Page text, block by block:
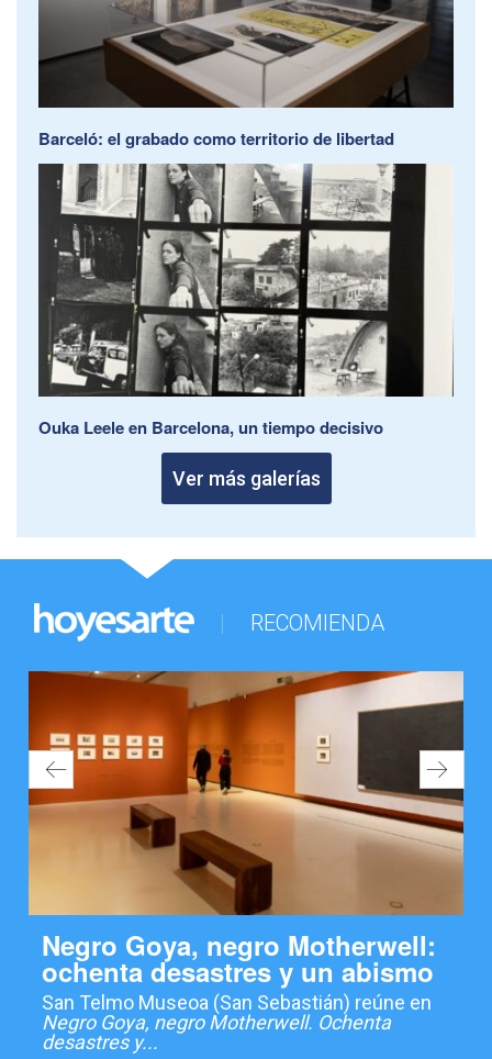
Barceló: el grabado como territorio de libertad
Ouka Leele en Barcelona, un tiempo decisivo
Ver más galerías
RECOMIENDA
Negro Goya, negro Motherwell:
ochenta desastres y un abismo
San Telmo Museoa (San Sebastián) reúne en
Negro Goya, negro Motherwell. Ochenta
desastres y...